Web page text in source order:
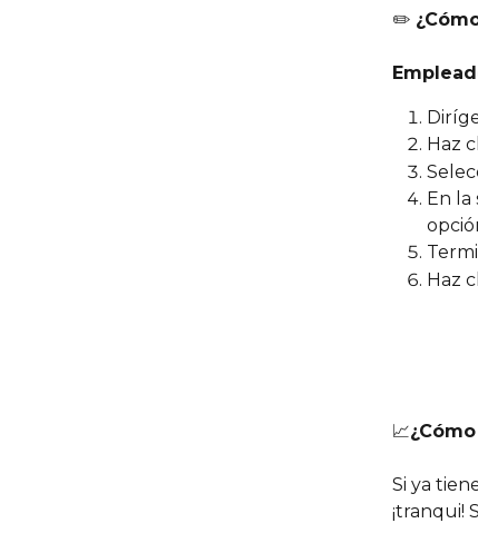
✏️
Haz
En la
Haz
📈
Si ya
¡tranqui!